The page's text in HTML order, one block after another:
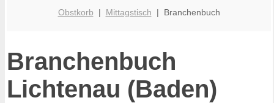
Obstkorb | Mittagstisch | Branchenbuch
Branchenbuch
Lichtenau (Baden)